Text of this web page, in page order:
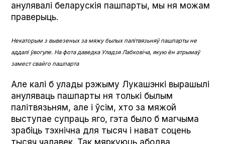
анулявалі беларускія пашпарты, мы ня можам
праверыць.
Некаторым з вывезеных за мяжу былых палітвязьняў пашпарты не
аддалі ўвогуле. На фота даведка Уладзя Лабковіча, якую ён атрымаў
замест свайго пашпарта
Але калі б улады рэжыму Лукашэнкі вырашылі
ануляваць пашпарты ня толькі былым
палітвязьням, але і ўсім, хто за мяжой
выступае супраць яго, гэта было б магчыма
зрабіць тэхнічна для тысяч і нават соцень
тысяч чалавек. Так мяркуюць абодва